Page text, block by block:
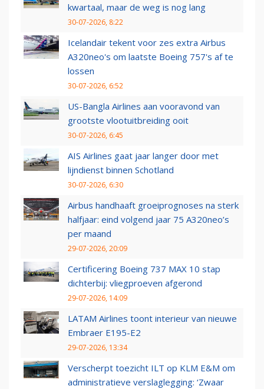
kwartaal, maar de weg is nog lang
30-07-2026, 8:22
Icelandair tekent voor zes extra Airbus
A320neo's om laatste Boeing 757's af te
lossen
30-07-2026, 6:52
US-Bangla Airlines aan vooravond van
grootste vlootuitbreiding ooit
30-07-2026, 6:45
AIS Airlines gaat jaar langer door met
lijndienst binnen Schotland
30-07-2026, 6:30
Airbus handhaaft groeiprognoses na sterk
halfjaar: eind volgend jaar 75 A320neo’s
per maand
29-07-2026, 20:09
Certificering Boeing 737 MAX 10 stap
dichterbij: vliegproeven afgerond
29-07-2026, 14:09
LATAM Airlines toont interieur van nieuwe
Embraer E195-E2
29-07-2026, 13:34
Verscherpt toezicht ILT op KLM E&M om
administratieve verslaglegging: ‘Zwaar